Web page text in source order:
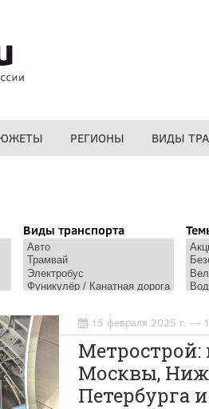
РЕГИОНЫ ВИДЫ
Виды транспорта
15 февраля 2025 г. —
Метрострой:
Москвы,
Петербурга